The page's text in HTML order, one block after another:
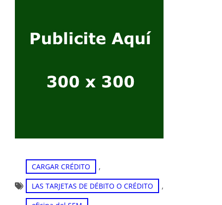
CARGAR CRÉDITO ,
LAS TARJETAS DE DÉBITO O CRÉDITO ,